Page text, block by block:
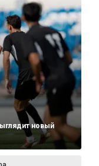
новый